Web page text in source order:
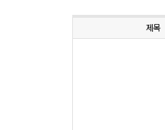
제목